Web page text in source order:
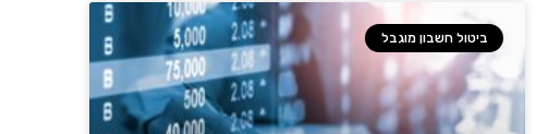
ביטול חשבון מוגבל